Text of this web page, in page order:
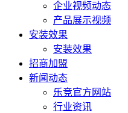
企业视频动态
产品展示视频
安装效果
安装效果
招商加盟
新闻动态
乐竞官方网站
行业资讯